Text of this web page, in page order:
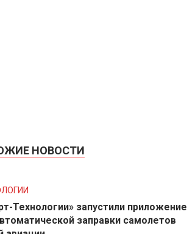
НОВОСТИ
Технологии» запустили приложение
заправки самолетов